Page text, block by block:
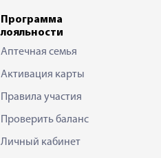
Программа
лояльности
Аптечная семья
Активация карты
Правила участия
Проверить баланс
Личный кабинет